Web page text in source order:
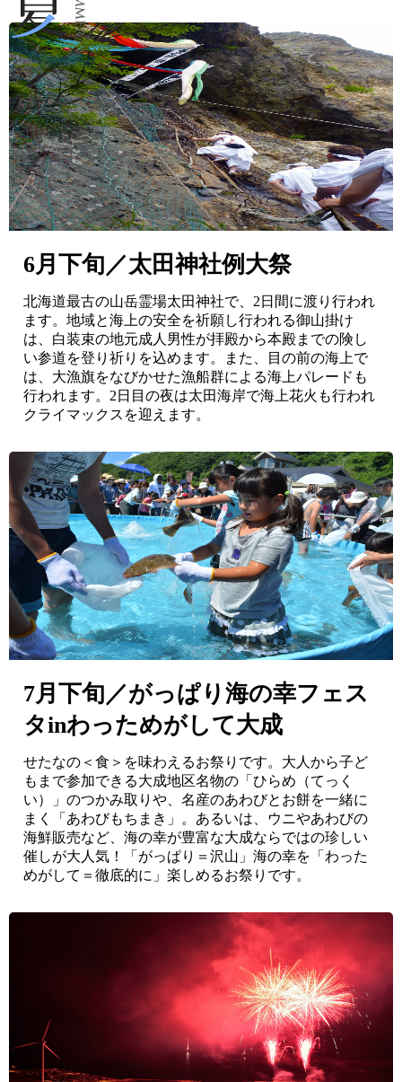
6月下旬／太田神社例大祭
北海道最古の山岳霊場太田神社で、2日間に渡り行われ
ます。地域と海上の安全を祈願し行われる御山掛け
は、白装束の地元成人男性が拝殿から本殿までの険し
い参道を登り祈りを込めます。また、目の前の海上で
は、大漁旗をなびかせた漁船群による海上パレードも
行われます。2日目の夜は太田海岸で海上花火も行われ
クライマックスを迎えます。
7月下旬／がっぱり海の幸フェス
タinわっためがして大成
せたなの＜食＞を味わえるお祭りです。大人から子ど
もまで参加できる大成地区名物の「ひらめ（てっく
い）」のつかみ取りや、名産のあわびとお餅を一緒に
まく「あわびもちまき」。あるいは、ウニやあわびの
海鮮販売など、海の幸が豊富な大成ならではの珍しい
催しが大人気！「がっぱり＝沢山」海の幸を「わった
めがして＝徹底的に」楽しめるお祭りです。